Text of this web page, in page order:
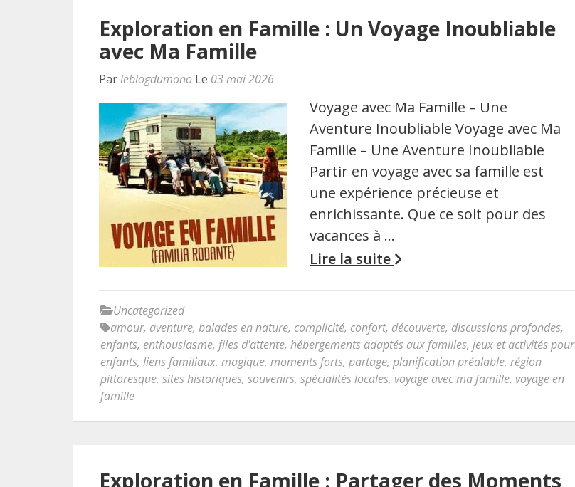
Exploration en Famille : Un Voyage Inoubliable
avec Ma Famille
Parleblogdumono Le 03 mai 2026
Voyage avec Ma Famille – Une
Aventure Inoubliable Voyage avec Ma
Famille – Une Aventure Inoubliable
Partir en voyage avec sa famille est
une expérience précieuse et
enrichissante. Que ce soit pour des
vacances à …
Lire la suite
Uncategorized
amour, aventure, balades en nature, complicité, confort, découverte, discussions profondes,
enfants, enthousiasme, files d'attente, hébergements adaptés aux familles, jeux et activités pour
enfants, liens familiaux, magique, moments forts, partage, planification préalable, région
pittoresque, sites historiques, souvenirs, spécialités locales, voyage avec ma famille, voyage en
famille
Exploration en Famille : Partager des Moments